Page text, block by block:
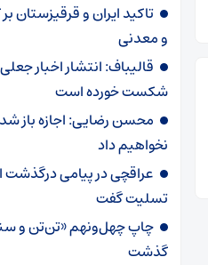
تاکید ایران و
و معدنی
قالیباف: انتشار اخبار
شکست خورده است
محسن رضایی: اجازه باز
نخواهیم داد
عراقچی در پیامی درگذشت
تسلیت گفت
گذشت